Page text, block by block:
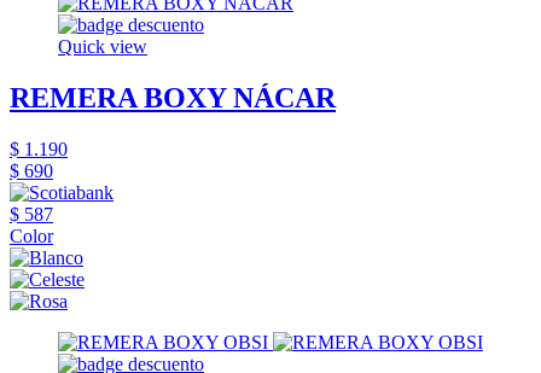
Quick view
REMERA BOXY NÁCAR
$ 1.190
$ 690
$ 587
Color